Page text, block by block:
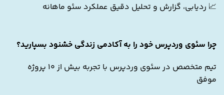
📈 ردیابی، گزارش و تحلیل دقیق عملکرد سئو ماهانه
چرا سئوی وردپرس خود را به آکادمی زندگی خشنود بسپارید؟
تیم متخصص در سئوی وردپرس با تجربه بیش از 10 پروژه
موفق